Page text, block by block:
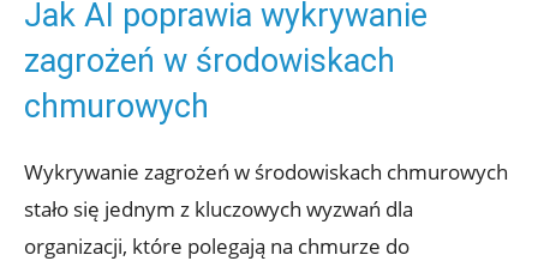
Jak AI poprawia wykrywanie
zagrożeń w ⁤środowiskach‍
chmurowych
Wykrywanie zagrożeń w⁣ środowiskach chmurowych
stało się jednym z kluczowych wyzwań dla
organizacji, które polegają ‌na chmurze do⁤